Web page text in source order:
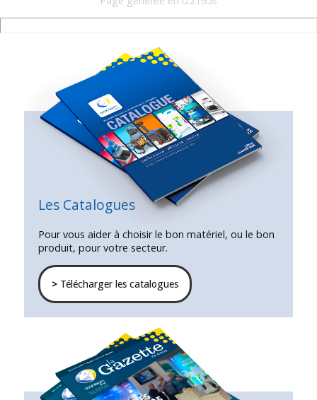
Les Catalogues
Pour vous aider à choisir le bon matériel, ou le bon
produit, pour votre secteur.
>Télécharger les catalogues